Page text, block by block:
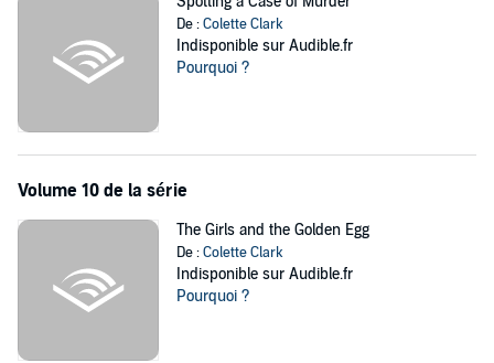
De :Colette Clark
Indisponible sur Audible.fr
Pourquoi ?
Volume 10 de la série
The Girls and the Golden Egg
De :Colette Clark
Indisponible sur Audible.fr
Pourquoi ?